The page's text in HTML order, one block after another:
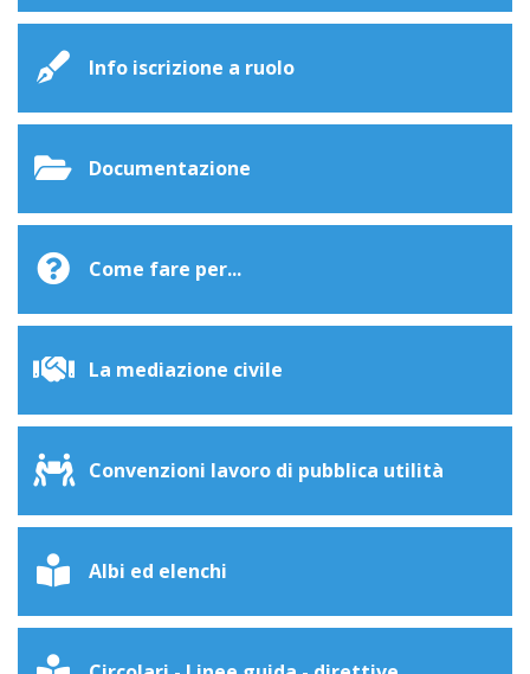
Info iscrizione a ruolo
Documentazione
Come fare per...
La mediazione civile
Convenzioni lavoro di pubblica utilità
Albi ed elenchi